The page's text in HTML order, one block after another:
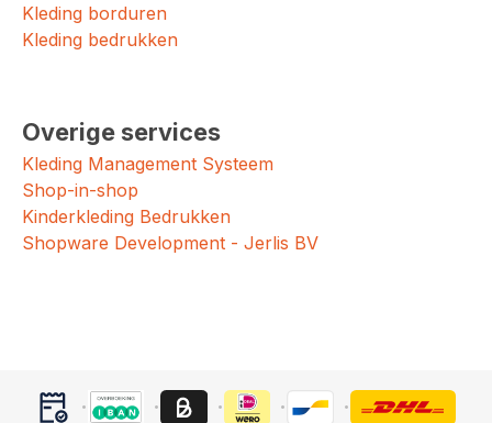
Kleding borduren
Kleding bedrukken
Overige services
Kleding Management Systeem
Shop-in-shop
Kinderkleding Bedrukken
Shopware Development - Jerlis BV